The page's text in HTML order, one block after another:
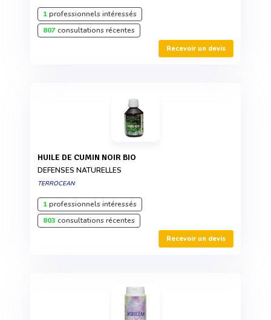
1professionnels intéressés
807consultations récentes
Recevoir un devis
HUILE DE CUMIN NOIR BIO
DEFENSES NATURELLES
TERROCEAN
1professionnels intéressés
803 consultations récentes
Recevoir un devis